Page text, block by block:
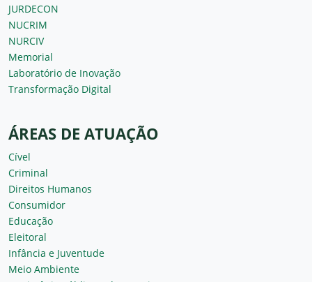
JURDECON
NUCRIM
NURCIV
Memorial
Laboratório de Inovação
Transformação Digital
ÁREAS DE ATUAÇÃO
Cível
Criminal
Direitos Humanos
Consumidor
Educação
Eleitoral
Infância e Juventude
Meio Ambiente